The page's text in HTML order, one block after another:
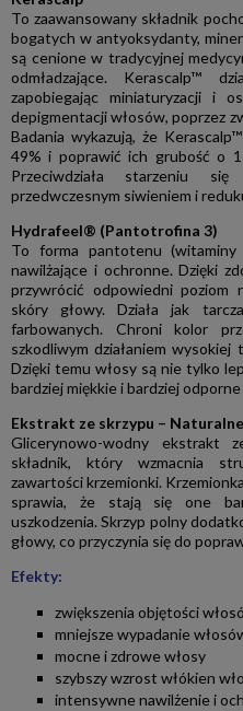
To zaawansowany składnik
bogatych w antyoksydanty,
są cenione w tradycyjnej
odmładzające. Kerascalp™
zapobiegając miniaturyzacji i
depigmentacji włosów, poprzez
Badania wykazują, że
49% i poprawić ich grubość o
Przeciwdziała starzeniu
przedwczesnym siwieniem i
Hydrafeel® (Pantotrofina 3)
To forma pantotenu
nawilżające i ochronne. Dzięki
przywrócić odpowiedni poziom
skóry głowy. Działa jak
farbowanych. Chroni kolor
szkodliwym działaniem
Dzięki temu włosy są nie tylko
bardziej miękkie i bardziej
Ekstrakt ze skrzypu –
Glicerynowo-wodny ekstrakt
składnik, który wzmacnia
zawartości krzemionki.
sprawia, że stają się one
uszkodzenia. Skrzyp polny
głowy, co przyczynia się do
Efekty:
zwiększenia objętości
mniejsze wypadanie
mocne i zdrowe włosy
szybszy wzrost włókien
intensywne nawilżenie i